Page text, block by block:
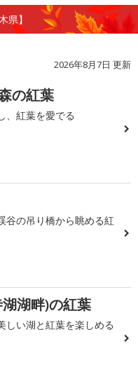
県】
2026年8月7日 更新
の紅葉
、紅葉を愛でる
谷の吊り橋から眺める紅
湖畔)の紅葉
しい湖と紅葉を楽しめる